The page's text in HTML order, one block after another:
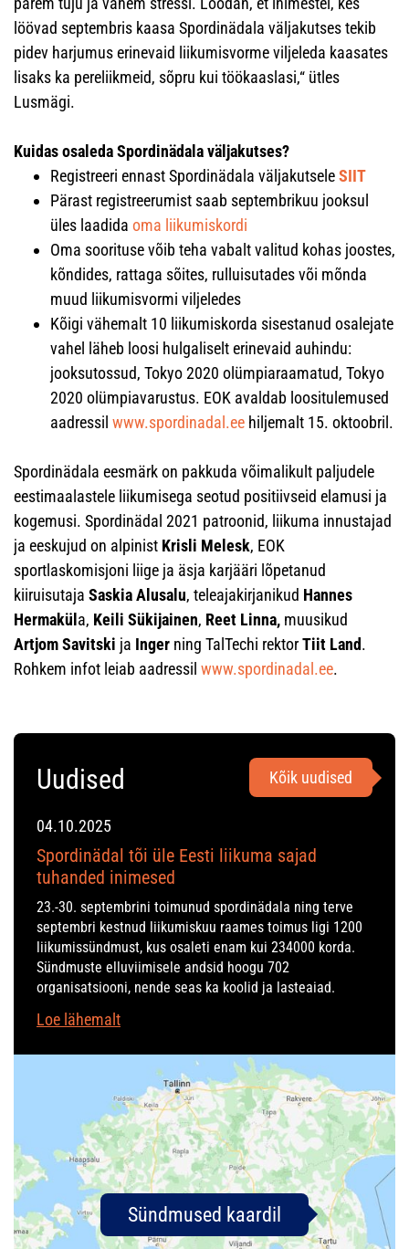
löövad septembris kaasa Spordinädala väljakutses tekib
pidev harjumus erinevaid liikumisvorme viljeleda kaasates
lisaks ka pereliikmeid, sõpru kui töökaaslasi,“ ütles
Lusmägi.
Kuidas osaleda Spordinädala väljakutses?
Registreeri ennast Spordinädala väljakutseleSIIT
Pärast registreerumist saab septembrikuu jooksul
üles laadida oma liikumiskordi
Oma soorituse võib teha vabalt valitud kohas joostes,
kõndides, rattaga sõites, rulluisutades või mõnda
muud liikumisvormi viljeledes
Kõigi vähemalt 10 liikumiskorda sisestanud osalejate
vahel läheb loosi hulgaliselt erinevaid auhindu:
jooksutossud, Tokyo 2020 olümpiaraamatud, Tokyo
2020 olümpiavarustus. EOK avaldab loositulemused
aadressil www.spordinadal.ee hiljemalt 15. oktoobril.
Spordinädala eesmärk on pakkuda võimalikult paljudele
eestimaalastele liikumisega seotud positiivseid elamusi ja
kogemusi. Spordinädal 2021 patroonid, liikuma innustajad
ja eeskujud on alpinist Krisli Melesk, EOK
sportlaskomisjoni liige ja äsja karjääri lõpetanud
kiiruisutaja Saskia Alusalu, teleajakirjanikud Hannes
Hermakül a, Keili Sükijainen, Reet Linna, muusikud
Artjom Savitski ja Inger ning TalTechi rektorTiit Land.
Rohkem infot leiab aadressil www.spordinadal.ee.
Uudised Kõik uudised
04.10.2025
Spordinädal tõi üle Eesti liikuma sajad
tuhanded inimesed
23.-30. septembrini toimunud spordinädala ning terve
septembri kestnud liikumiskuu raames toimus ligi 1200
liikumissündmust, kus osaleti enam kui 234000 korda.
Sündmuste elluviimisele andsid hoogu 702
organisatsiooni, nende seas ka koolid ja lasteaiad.
Loe lähemalt
Sündmused kaardil